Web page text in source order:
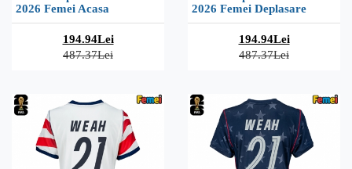
2026 Femei Acasa
194.94Lei
487.37Lei
2026 Femei Deplasare
194.94Lei
487.37Lei